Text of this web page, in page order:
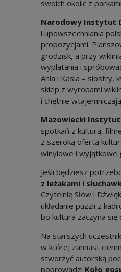
swoich okolic z
Narodowy Instytut
i upowszechniania
propozycjami.
grodzisk, a przy
wyplatania i
Ania i Kasia – siostry,
sklep z wyrobami
i chętnie
Mazowiecki
spotkań z kulturą,
z szeroką ofertą
winylowe i wyjątkowe
Jeśli będziesz
z leżakami i
Czytelnię Słów i
układanie puzzli z
bo kultura zaczyna się
Na starszych
w której zamiast
stworzyć autorską
poprowadzi Koło